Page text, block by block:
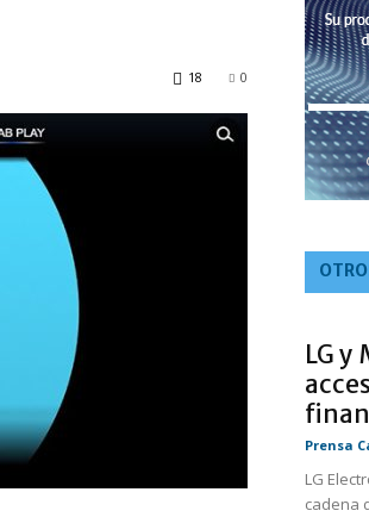
0
18
LG
Prensa
LG
cadena